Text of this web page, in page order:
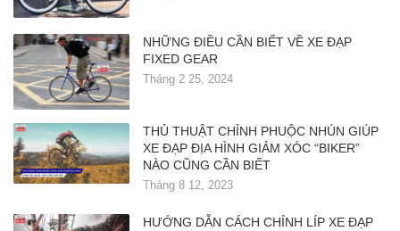
NHỮNG ĐIỀU CẦN BIẾT VỀ XE ĐẠP
FIXED GEAR
Tháng 2 25, 2024
THỦ THUẬT CHỈNH PHUỘC NHÚN GIÚP
XE ĐẠP ĐỊA HÌNH GIẢM XÓC “BIKER”
NÀO CŨNG CẦN BIẾT
Tháng 8 12, 2023
HƯỚNG DẪN CÁCH CHỈNH LÍP XE ĐẠP